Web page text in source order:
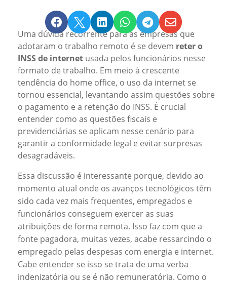
    

Uma dúvida recorrente para as empresas que
adotaram o trabalho remoto é se devem reter o
INSS de internet usada pelos funcionários nesse
formato de trabalho. Em meio à crescente
tendência do home office, o uso da internet se
tornou essencial, levantando assim questões sobre
o pagamento e a retenção do INSS. É crucial
entender como as questões fiscais e
previdenciárias se aplicam nesse cenário para
garantir a conformidade legal e evitar surpresas
desagradáveis.
Essa discussão é interessante porque, devido ao
momento atual onde os avanços tecnológicos têm
sido cada vez mais frequentes, empregados e
funcionários conseguem exercer as suas
atribuições de forma remota. Isso faz com que a
fonte pagadora, muitas vezes, acabe ressarcindo o
empregado pelas despesas com energia e internet.
Cabe entender se isso se trata de uma verba
indenizatória ou se é não remuneratória. Como o